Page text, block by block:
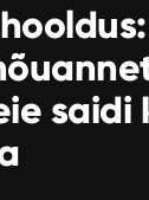
saidi